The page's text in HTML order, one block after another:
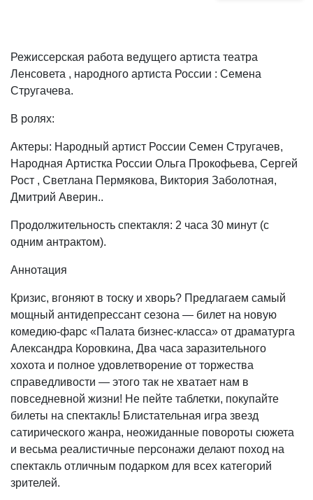
Режиссерская работа ведущего артиста театра
Ленсовета , народного артиста России : Семена
Стругачева.
В ролях:
Актеры: Народный артист России Семен Стругачев,
Народная Артистка России Ольга Прокофьева, Сергей
Рост , Светлана Пермякова, Виктория Заболотная,
Дмитрий Аверин..
Продолжительность спектакля: 2 часа 30 минут (с
одним антрактом).
Аннотация
Кризис, вгоняют в тоску и хворь? Предлагаем самый
мощный антидепрессант сезона — билет на новую
комедию-фарс «Палата бизнес-класса» от драматурга
Александра Коровкина, Два часа заразительного
хохота и полное удовлетворение от торжества
справедливости — этого так не хватает нам в
повседневной жизни! Не пейте таблетки, покупайте
билеты на спектакль! Блистательная игра звезд
сатирического жанра, неожиданные повороты сюжета
и весьма реалистичные персонажи делают поход на
спектакль отличным подарком для всех категорий
зрителей.